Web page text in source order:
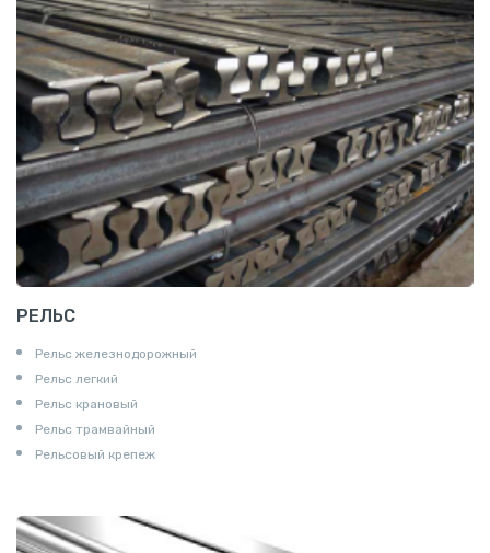
РЕЛЬС
Рельс железнодорожный
Рельс легкий
Рельс крановый
Рельс трамвайный
Рельсовый крепеж